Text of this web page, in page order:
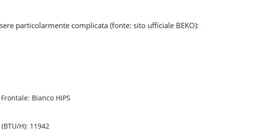
particolarmente complicata (fonte: sito ufficiale BEKO):
Bianco HIPS
H): 11942